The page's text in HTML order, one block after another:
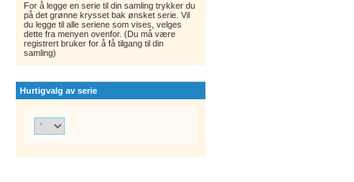
For å legge en serie til din samling trykker du
på det grønne krysset bak ønsket serie. Vil
du legge til alle seriene som vises, velges
dette fra menyen ovenfor. (Du må være
registrert bruker for å få tilgang til din
samling)
Hurtigvalg av serie